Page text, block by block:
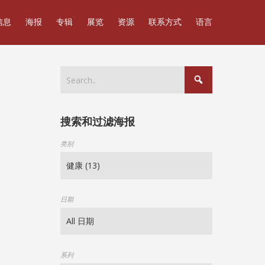
息 海报 专辑 展览 资源 联系方式 语言
搜索和过滤海报
类别
日期
系列